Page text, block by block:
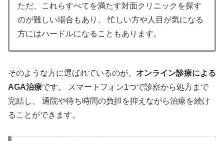
ただ、これらすべてを満たす対面クリニックを探す
のが難しい場合もあり、 忙しい方や人目が気になる
方にはハードルになることもあります。
そのような方に選ばれているのが、 オンライン診療による
AGA治療です。 スマートフォン1つで診察から処方まで
完結し、 通院や待ち時間の負担を抑えながら治療を続け
ることができます。